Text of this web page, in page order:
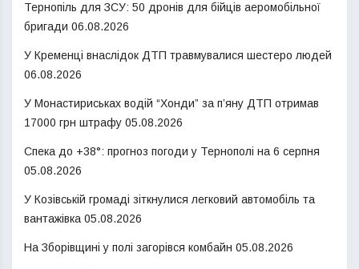
Тернопіль для ЗСУ: 50 дронів для бійців аеромобільної
бригади 06.08.2026
У Кременці внаслідок ДТП травмувалися шестеро людей
06.08.2026
У Монастириськах водій “Хонди” за п’яну ДТП отримав
17000 грн штрафу 05.08.2026
Спека до +38°: прогноз погоди у Тернополі на 6 серпня
05.08.2026
У Козівській громаді зіткнулися легковий автомобіль та
вантажівка 05.08.2026
На Зборівщині у полі загорівся комбайн 05.08.2026